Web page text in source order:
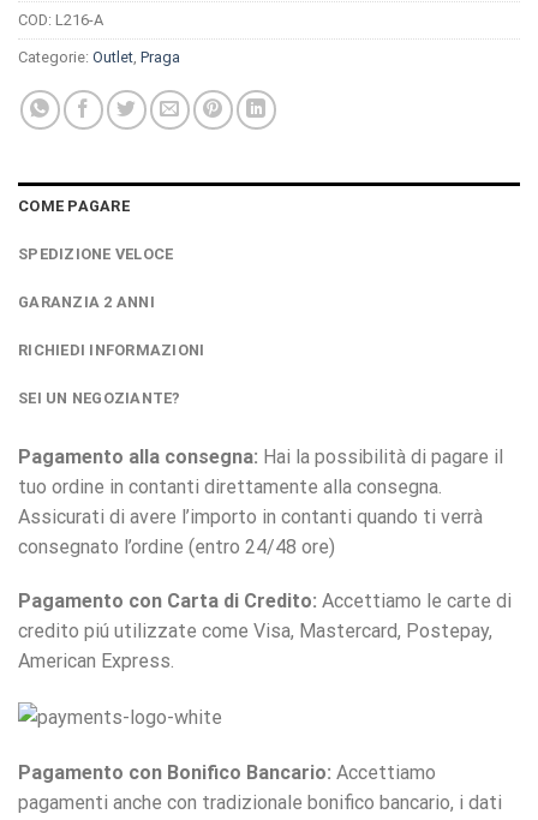
COD: L216-A
Categorie: Outlet Praga
COME PAGARE
SPEDIZIONE VELOCE
GARANZIA 2 ANNI
RICHIEDI INFORMAZIONI
SEI UN NEGOZIANTE?
Pagamento alla consegna: Hai la possibilità di pagare il
tuo ordine in contanti direttamente alla consegna.
Assicurati di avere l’importo in contanti quando ti verrà
consegnato l’ordine (entro 24/48 ore)
Pagamento con Carta di Credito: Accettiamo le carte di
credito piú utilizzate come Visa, Mastercard, Postepay,
American Express.
Pagamento con Bonifico Bancario: Accettiamo
pagamenti anche con tradizionale bonifico bancario, i dati